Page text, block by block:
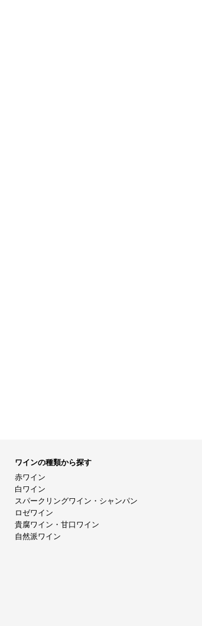
ワインの種類から探す
赤ワイン
白ワイン
スパークリングワイン・シャンパン
ロゼワイン
貴腐ワイン・甘口ワイン
自然派ワイン